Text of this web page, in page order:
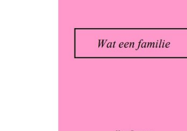
OVERIG (30'-75')
SPEKTAKELSTUKKEN